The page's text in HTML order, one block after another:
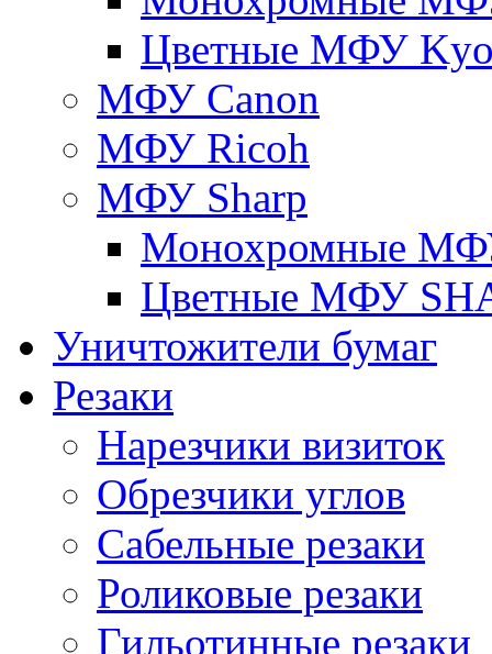
Цветные МФУ
МФУ Canon
МФУ Ricoh
МФУ Sharp
Монохромные
Цветные МФУ
Уничтожители бумаг
Резаки
Нарезчики визиток
Обрезчики углов
Сабельные резаки
Роликовые резаки
Гильотинные резаки